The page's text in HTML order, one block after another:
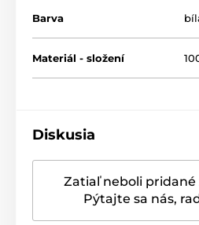
Barva
Materiál - složení
Diskusia
Zatiaľ neboli pridané
Pýtajte sa nás,